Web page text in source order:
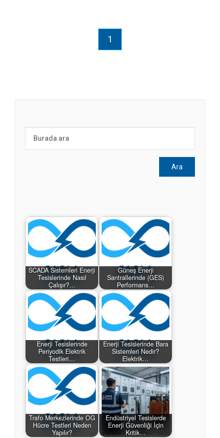
1
SCADA Sistemleri Enerji
Tesislerinde Nasıl
Çalışır?…
Güneş Enerji
Santrallerinde (GES)
Performans…
Enerji Tesislerinde
Periyodik Elektrik
Testleri…
Enerji Tesislerinde Bara
Sistemleri Nedir?
Elektrik…
Trafo Merkezlerinde OG
Hücre Testleri Neden
Yapılır?
Endüstriyel Tesislerde
Enerji Güvenliği İçin
Kritik…